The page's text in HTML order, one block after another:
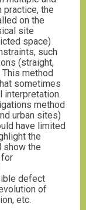
the
on the
site
space)
such
(straight,
method
sometimes
interpretation.
method
urban sites)
have limited
the
show the
defect
of
etc.